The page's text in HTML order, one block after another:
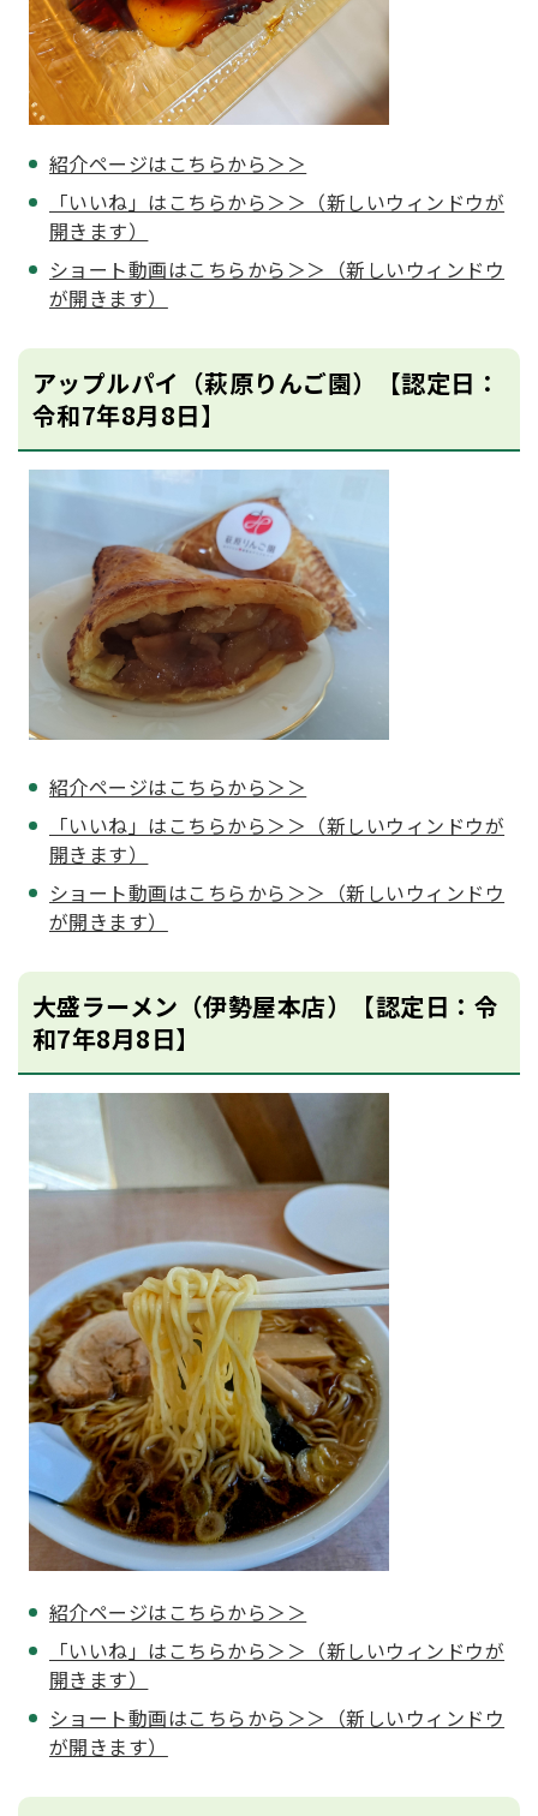
紹介ページはこちらから＞＞
「いいね」はこちらから＞＞（新しいウィンドウが
開きます）
ショート動画はこちらから＞＞（新しいウィンドウ
が開きます）
アップルパイ（萩原りんご園）【認定日：
令和7年8月8日】
紹介ページはこちらから＞＞
「いいね」はこちらから＞＞（新しいウィンドウが
開きます）
ショート動画はこちらから＞＞（新しいウィンドウ
が開きます）
大盛ラーメン（伊勢屋本店）【認定日：令
和7年8月8日】
紹介ページはこちらから＞＞
「いいね」はこちらから＞＞（新しいウィンドウが
開きます）
ショート動画はこちらから＞＞（新しいウィンドウ
が開きます）